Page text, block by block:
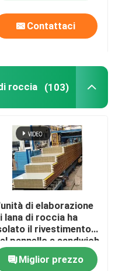
ingegneria di in
Contattaci
roccia (103)
di elaborazione
lana di roccia ha
il rivestimento
pannello a sandwich
pannello per il tetto
la parete
Miglior prezzo